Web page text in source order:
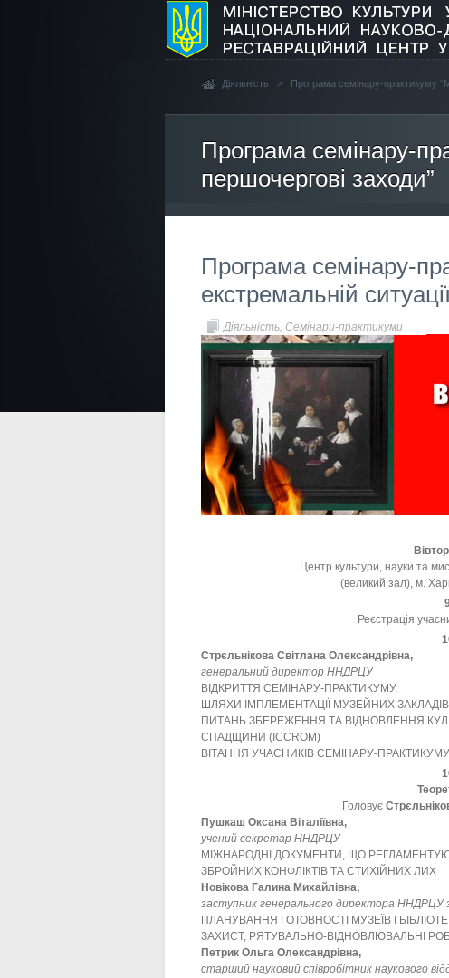
Діяльність > Програма семінару-практикуму
Програма семінару-
першочергові заходи”
Програма семінару-
екстремальній
Діяльність, Семінари-практикуми
Центр культури, науки та
(великий зал), м.
Реєстрація
Стрєльнікова Світлана Олександрівна,
генеральний директор ННДРЦУ
ВІДКРИТТЯ СЕМІНАРУ-ПРАКТИКУМУ.
ШЛЯХИ ІМПЛЕМЕНТАЦІЇ МУЗЕЙНИХ
ПИТАНЬ ЗБЕРЕЖЕННЯ ТА ВІДНОВЛЕННЯ
СПАДЩИНИ (ICCROM)
ВІТАННЯ УЧАСНИКІВ СЕМІНАРУ-
Головує
Пушкаш Оксана Віталіївна,
учений секретар ННДРЦУ
МІЖНАРОДНІ ДОКУМЕНТИ, ЩО
ЗБРОЙНИХ КОНФЛІКТІВ ТА СТИХІЙНИХ ЛИХ
Новікова Галина Михайлівна,
заступник генерального директора ННДРЦУ
ПЛАНУВАННЯ ГОТОВНОСТІ МУЗЕЇВ І
ЗАХИСТ, РЯТУВАЛЬНО-ВІДНОВЛЮВАЛЬНІ
Петрик Ольга Олександрівна,
старший науковий співробітник наукового